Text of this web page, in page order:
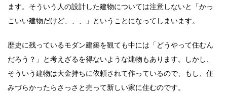
ます。そういう人の設計した建物については注意しないと「かっ
こいい建物だけど、、、」ということになってしまいます。
歴史に残っているモダン建築を観ても中には「どうやって住むん
だろう？」と考えざるを得ないような建物もあります。しかし、
そういう建物は大金持ちに依頼されて作っているので、もし、住
みづらかったらさっさと売って新しい家に住むのです。